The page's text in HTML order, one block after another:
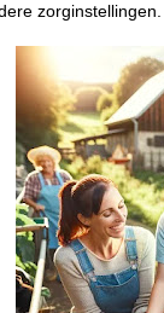
zorginstellingen.